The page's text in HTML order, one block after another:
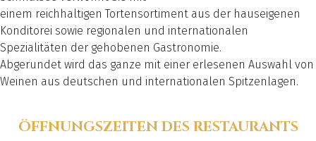
einem reichhaltigen Tortensortiment aus der hauseigenen
Konditorei sowie regionalen und internationalen
Spezialitäten der gehobenen Gastronomie.
Abgerundet wird das ganze mit einer erlesenen Auswahl von
Weinen aus deutschen und internationalen Spitzenlagen.
ÖFFNUNGSZEITEN DES RESTAURANTS